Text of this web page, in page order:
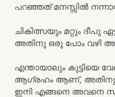
പറഞ്ഞത് മനസ്സിൽ
ചികിത്സയും മറ്റും ദീപു
അതിനു ഒരു പോം വഴി
എന്തായാലും കുട്ടിയെ
ആഗ്രഹം ആണ്, അതിനു
ഇനി എങ്ങനെ അവനെ